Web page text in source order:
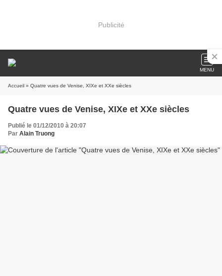
Publicité
MENU
Accueil » Quatre vues de Venise, XIXe et XXe siècles
Quatre vues de Venise, XIXe et XXe siècles
Publié le 01/12/2010 à 20:07
Par Alain Truong